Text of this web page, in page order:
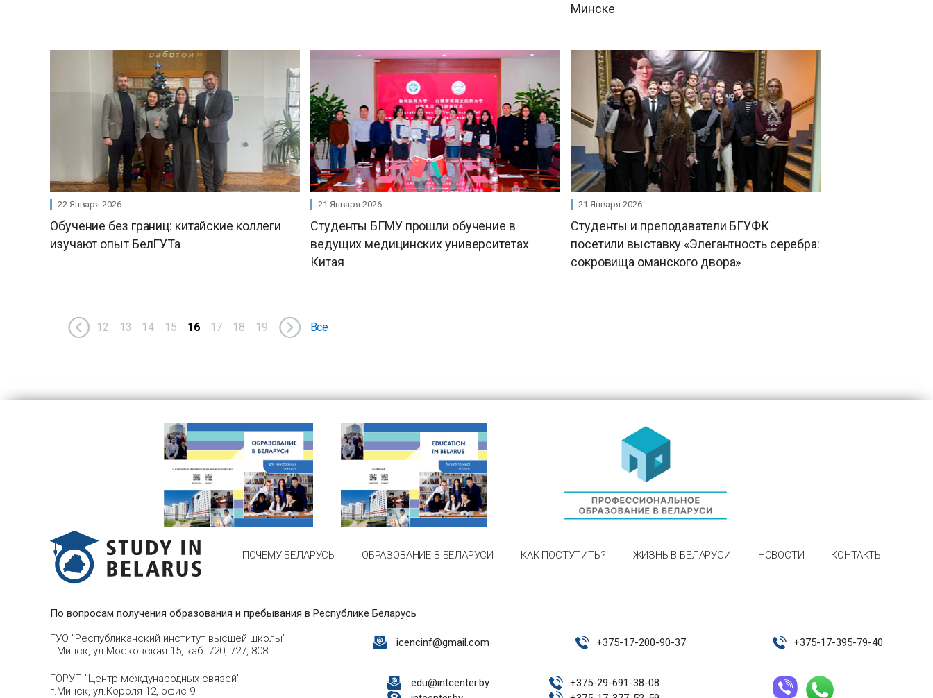
Минске
22 Января 2026
Обучение без границ: китайские коллеги
изучают опыт БелГУТа
21 Января 2026
Студенты БГМУ прошли обучение в
ведущих медицинских университетах
Китая
21 Января 2026
Студенты и преподаватели БГУФК
посетили выставку «Элегантность серебра:
сокровища оманского двора»
12 13 14 15 16 17 18 19 Все
ПОЧЕМУ БЕЛАРУСЬ ОБРАЗОВАНИЕ В БЕЛАРУСИ КАК ПОСТУПИТЬ? ЖИЗНЬ В БЕЛАРУСИ НОВОСТИ КОНТАКТЫ
По вопросам получения образования и пребывания в Республике Беларусь
ГУО "Республиканский институт высшей школы"
г.Минск, ул.Московская 15, каб. 720, 727, 808
icencinf@gmail.com +375-17-200-90-37 +375-17-395-79-40
ГОРУП "Центр международных связей"
г.Минск, ул.Короля 12, офис 9
edu@intcenter.by
+375-29-691-38-08